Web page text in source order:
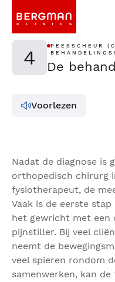
4
PEESSCHEUR
De
Voorlezen
Nadat de diagnose is
orthopedisch chirurg
fysiotherapeut, de
Vaak is de eerste
het gewricht met een
pijnstiller. Bij veel
neemt de
veel spieren rondom
samenwerken, kan